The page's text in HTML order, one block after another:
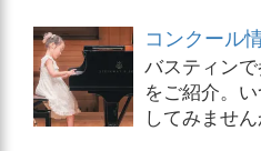
コンクール
バスティン
をご紹介。
してみません